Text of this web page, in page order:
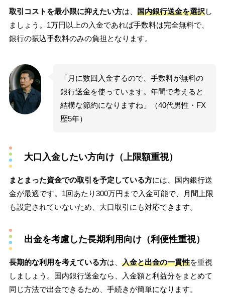
取引コストを最小限に抑えたい方は、 国内銀行送金を選択し
ましょう。1万円以上の入金であれば手数料は完全無料で、
銀行の振込手数料のみの負担となります。
「月に数回入金するので、手数料が無料の
銀行送金を使っています。年間で考えると
結構な節約になりますね」（40代男性・FX
歴5年）
大口入金したい方向け（上限額重視）
まとまった資金での取引を予定している方には、国内銀行送
金が最適です。1回あたり300万円まで入金可能で、月間上限
も設定されていないため、大口取引にも対応できます。
出金を考慮した長期利用向け（利便性重視）
長期的な利用を考えている方は、 入金と出金の一貫性を重視
しましょう。国内銀行送金なら、入金額と利益分をまとめて
同じ方法で出金できるため、手続きが簡単になります。